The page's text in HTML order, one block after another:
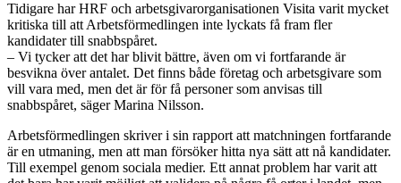
Tidigare har HRF och arbetsgivarorganisationen Visita varit mycket
kritiska till att Arbetsförmedlingen inte lyckats få fram fler
kandidater till snabbspåret.
– Vi tycker att det har blivit bättre, även om vi fortfarande är
besvikna över antalet. Det finns både företag och arbetsgivare som
vill vara med, men det är för få personer som anvisas till
snabbspåret, säger Marina Nilsson.
Arbetsförmedlingen skriver i sin rapport att matchningen fortfarande
är en utmaning, men att man försöker hitta nya sätt att nå kandidater.
Till exempel genom sociala medier. Ett annat problem har varit att